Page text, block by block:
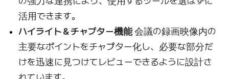
活用できます。
ハイライト＆チャプター機能会議の録画映像内の
主要なポイントをチャプター化し、必要な部分だ
けを迅速に見つけてレビューできるように設計さ